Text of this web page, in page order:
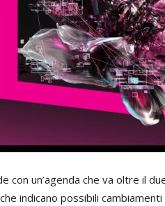
con un’agenda che va oltre il
indicano possibili